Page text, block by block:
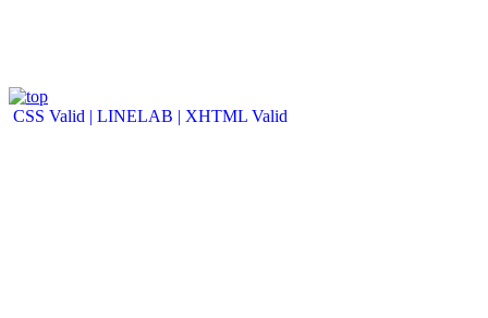
CSS Valid | LINELAB | XHTML Valid